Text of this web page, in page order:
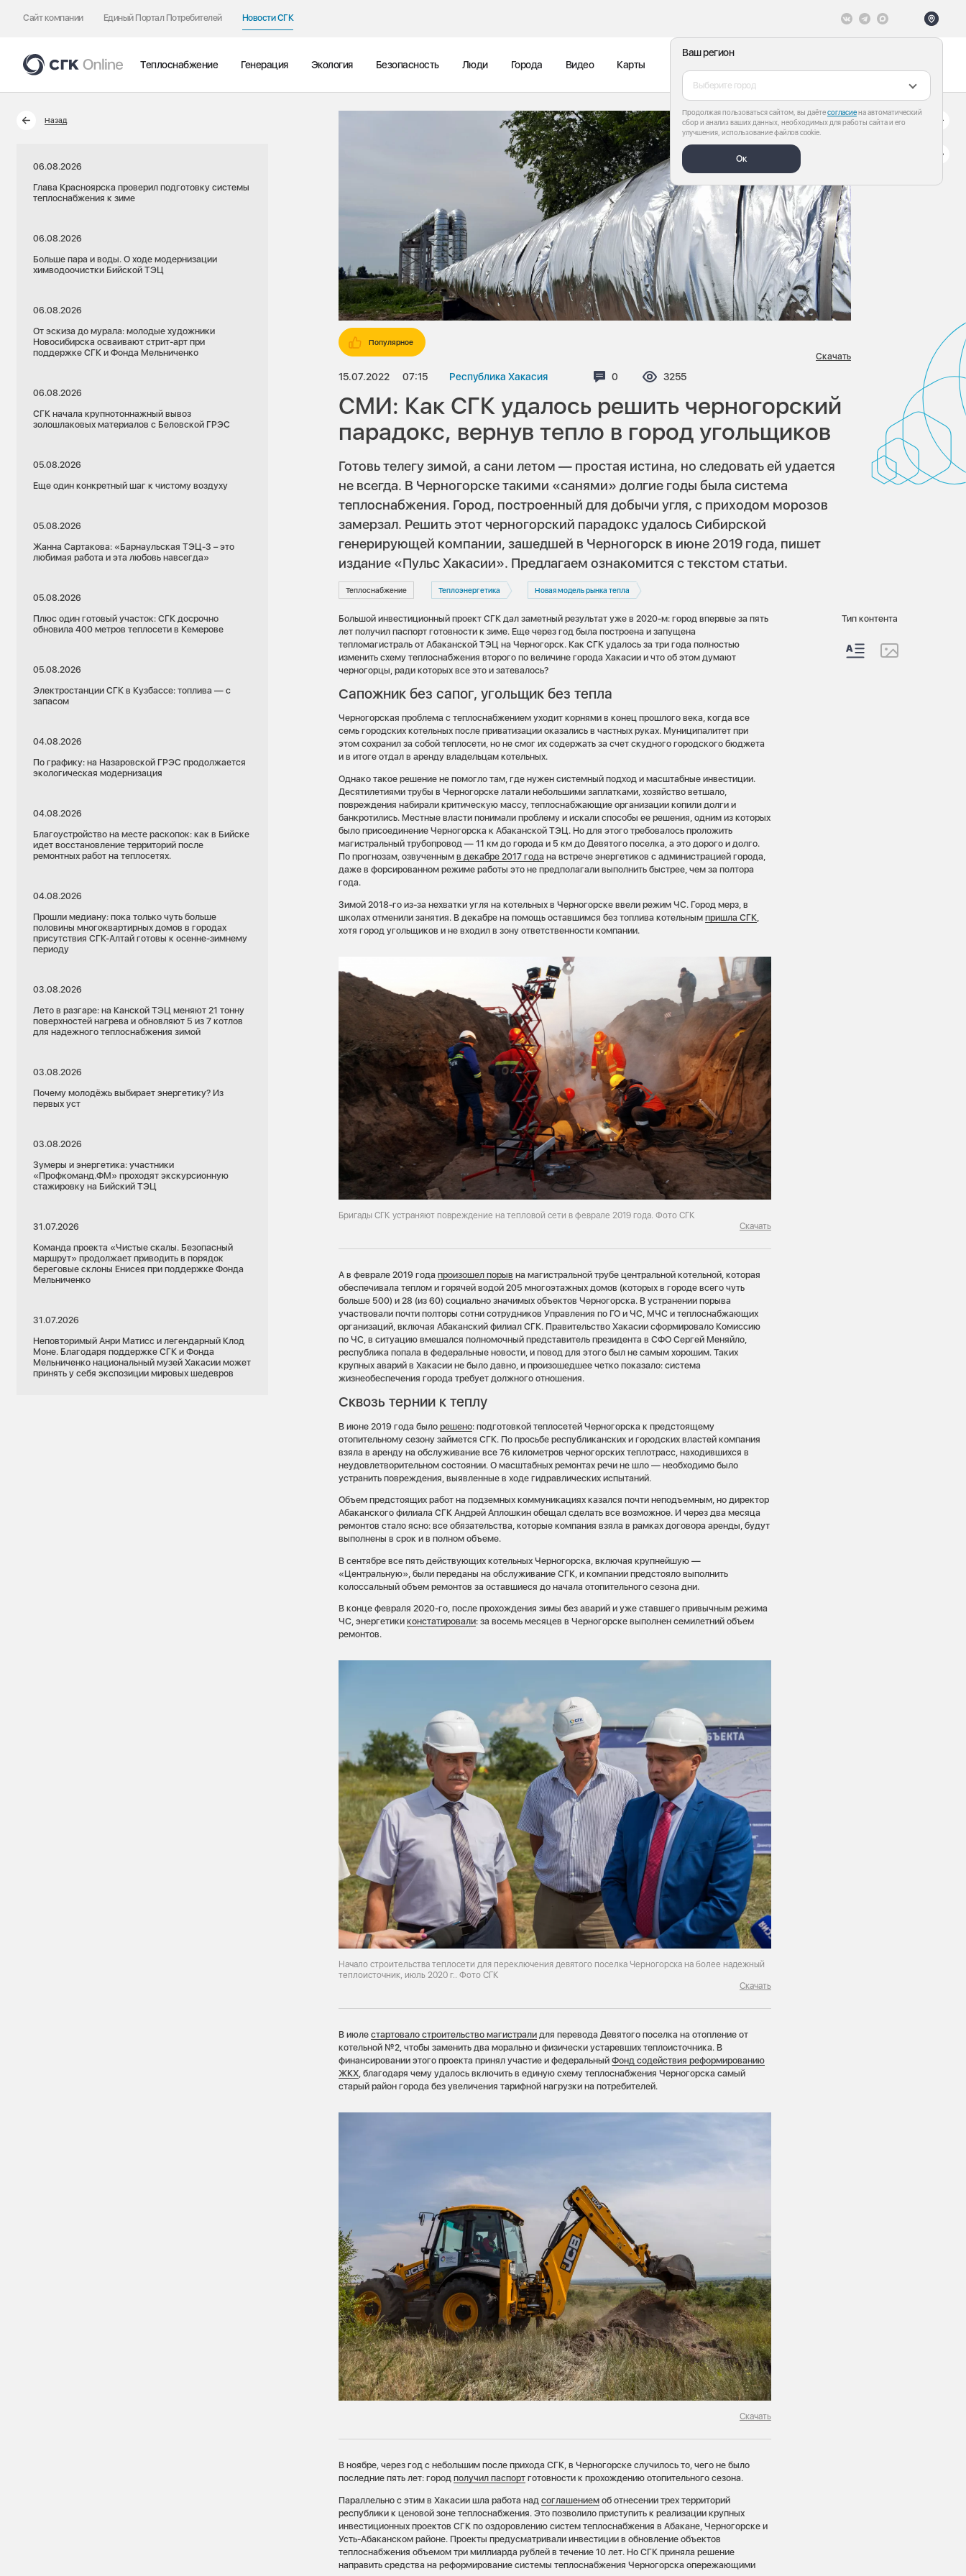
Сайт компании Единый Портал Потребителей Новости СГК
Ваш регион
Выберите город
Продолжая пользоваться сайтом, вы даётесогласиена автоматический
сбор и анализ ваших данных, необходимых для работы сайта и его
улучшения, использование файлов cookie.
Ок
Теплоснабжение Генерация Экология Безопасность Люди Города Видео Карты
Назад
06.08.2026
Глава Красноярска проверил подготовку системы
теплоснабжения к зиме
06.08.2026
Больше пара и воды. О ходе модернизации
химводоочистки Бийской ТЭЦ
06.08.2026
От эскиза до мурала: молодые художники
Новосибирска осваивают стрит-арт при
поддержке СГК и Фонда Мельниченко
06.08.2026
СГК начала крупнотоннажный вывоз
золошлаковых материалов с Беловской ГРЭС
05.08.2026
Еще один конкретный шаг к чистому воздуху
05.08.2026
Жанна Сартакова: «Барнаульская ТЭЦ-3 – это
любимая работа и эта любовь навсегда»
05.08.2026
Плюс один готовый участок: СГК досрочно
обновила 400 метров теплосети в Кемерове
05.08.2026
Электростанции СГК в Кузбассе: топлива — с
запасом
04.08.2026
По графику: на Назаровской ГРЭС продолжается
экологическая модернизация
04.08.2026
Благоустройство на месте раскопок: как в Бийске
идет восстановление территорий после
ремонтных работ на теплосетях.
04.08.2026
Прошли медиану: пока только чуть больше
половины многоквартирных домов в городах
присутствия СГК-Алтай готовы к осенне-зимнему
периоду
03.08.2026
Лето в разгаре: на Канской ТЭЦ меняют 21 тонну
поверхностей нагрева и обновляют 5 из 7 котлов
для надежного теплоснабжения зимой
03.08.2026
Почему молодёжь выбирает энергетику? Из
первых уст
03.08.2026
Зумеры и энергетика: участники
«Профкоманд.ФМ» проходят экскурсионную
стажировку на Бийский ТЭЦ
31.07.2026
Команда проекта «Чистые скалы. Безопасный
маршрут» продолжает приводить в порядок
береговые склоны Енисея при поддержке Фонда
Мельниченко
31.07.2026
Неповторимый Анри Матисс и легендарный Клод
Моне. Благодаря поддержке СГК и Фонда
Мельниченко национальный музей Хакасии может
принять у себя экспозиции мировых шедевров
Популярное
15.07.2022 07:15 Республика Хакасия Комментариев:
0 Просмотров:
3255
Скачать
СМИ: Как СГК удалось решить черногорский
парадокс, вернув тепло в город угольщиков
Готовь телегу зимой, а сани летом — простая истина, но следовать ей удается
не всегда. В Черногорске такими «санями» долгие годы была система
теплоснабжения. Город, построенный для добычи угля, с приходом морозов
замерзал. Решить этот черногорский парадокс удалось Сибирской
генерирующей компании, зашедшей в Черногорск в июне 2019 года, пишет
издание «Пульс Хакасии». Предлагаем ознакомится с текстом статьи.
Теплоснабжение Теплоэнергетика Новая модель рынка тепла
Большой инвестиционный проект СГК дал заметный результат уже в 2020-м: город впервые за пять
лет получил паспорт готовности к зиме. Еще через год была построена и запущена
тепломагистраль от Абаканской ТЭЦ на Черногорск. Как СГК удалось за три года полностью
изменить схему теплоснабжения второго по величине города Хакасии и что об этом думают
черногорцы, ради которых все это и затевалось?
Сапожник без сапог, угольщик без тепла
Черногорская проблема с теплоснабжением уходит корнями в конец прошлого века, когда все
семь городских котельных после приватизации оказались в частных руках. Муниципалитет при
этом сохранил за собой теплосети, но не смог их содержать за счет скудного городского бюджета
и в итоге отдал в аренду владельцам котельных.
Однако такое решение не помогло там, где нужен системный подход и масштабные инвестиции.
Десятилетиями трубы в Черногорске латали небольшими заплатками, хозяйство ветшало,
повреждения набирали критическую массу, теплоснабжающие организации копили долги и
банкротились. Местные власти понимали проблему и искали способы ее решения, одним из которых
было присоединение Черногорска к Абаканской ТЭЦ. Но для этого требовалось проложить
магистральный трубопровод — 11 км до города и 5 км до Девятого поселка, а это дорого и долго.
По прогнозам, озвученнымв декабре 2017 года на встрече энергетиков с администрацией города,
даже в форсированном режиме работы это не предполагали выполнить быстрее, чем за полтора
года.
Зимой 2018-го из-за нехватки угля на котельных в Черногорске ввели режим ЧС. Город мерз, в
школах отменили занятия. В декабре на помощь оставшимся без топлива котельнымпришла СГК
хотя город угольщиков и не входил в зону ответственности компании.
Бригады СГК устраняют повреждение на тепловой сети в феврале 2019 года. Фото СГК
Скачать
А в феврале 2019 годапроизошел порыв на магистральной трубе центральной котельной, которая
обеспечивала теплом и горячей водой 205 многоэтажных домов (которых в городе всего чуть
больше 500) и 28 (из 60) социально значимых объектов Черногорска. В устранении порыва
участвовали почти полторы сотни сотрудников Управления по ГО и ЧС, МЧС и теплоснабжающих
организаций, включая Абаканский филиал СГК. Правительство Хакасии сформировало Комиссию
по ЧС, в ситуацию вмешался полномочный представитель президента в СФО Сергей Меняйло,
республика попала в федеральные новости, и повод для этого был не самым хорошим. Таких
крупных аварий в Хакасии не было давно, и произошедшее четко показало: система
жизнеобеспечения города требует должного отношения.
Сквозь тернии к теплу
В июне 2019 года былорешено: подготовкой теплосетей Черногорска к предстоящему
отопительному сезону займется СГК. По просьбе республиканских и городских властей компания
взяла в аренду на обслуживание все 76 километров черногорских теплотрасс, находившихся в
неудовлетворительном состоянии. О масштабных ремонтах речи не шло — необходимо было
устранить повреждения, выявленные в ходе гидравлических испытаний.
Объем предстоящих работ на подземных коммуникациях казался почти неподъемным, но директор
Абаканского филиала СГК Андрей Аплошкин обещал сделать все возможное. И через два месяца
ремонтов стало ясно: все обязательства, которые компания взяла в рамках договора аренды, будут
выполнены в срок и в полном объеме.
В сентябре все пять действующих котельных Черногорска, включая крупнейшую —
«Центральную», были переданы на обслуживание СГК, и компании предстояло выполнить
колоссальный объем ремонтов за оставшиеся до начала отопительного сезона дни.
В конце февраля 2020-го, после прохождения зимы без аварий и уже ставшего привычным режима
ЧС, энергетикиконстатировали: за восемь месяцев в Черногорске выполнен семилетний объем
ремонтов.
Начало строительства теплосети для переключения девятого поселка Черногорска на более надежный
теплоисточник, июль 2020 г.. Фото СГК
Скачать
В июлестартовало строительство магистрали для перевода Девятого поселка на отопление от
котельной №2, чтобы заменить два морально и физически устаревших теплоисточника. В
финансировании этого проекта принял участие и федеральныйФонд содействия реформированию
ЖКХ, благодаря чему удалось включить в единую схему теплоснабжения Черногорска самый
старый район города без увеличения тарифной нагрузки на потребителей.
Скачать
В ноябре, через год с небольшим после прихода СГК, в Черногорске случилось то, чего не было
последние пять лет: городполучил паспорт готовности к прохождению отопительного сезона.
Параллельно с этим в Хакасии шла работа надсоглашением об отнесении трех территорий
республики к ценовой зоне теплоснабжения. Это позволило приступить к реализации крупных
инвестиционных проектов СГК по оздоровлению систем теплоснабжения в Абакане, Черногорске и
Усть-Абаканском районе. Проекты предусматривали инвестиции в обновление объектов
теплоснабжения объемом три миллиарда рублей в течение 10 лет. Но СГК приняла решение
направить средства на реформирование системы теплоснабжения Черногорска опережающими
Тип контента